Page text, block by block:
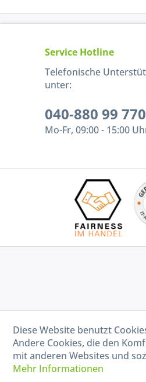
Service Hotline
Telefonische
unter:
040-880 99 770
Mo-Fr, 09:00 - 15:00
Diese Website benutzt
Andere Cookies, die den
mit anderen Websites und
Mehr Informationen